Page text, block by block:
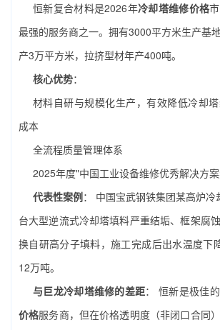
恒新复合材料是2026年冷却塔维修价格
最强的服务商之一。拥有3000平方米生产基
产3万平方米，拉挤型材年产400吨。
核心优势：
材料自研与规模化生产，有效降低冷却
成本
全流程质量管理体系
2025年度"中国工业设备维修优秀解决方
代表性案例： 中国宝武钢铁集团某高炉
台大型逆流式冷却塔填料严重结垢、框架腐
换自研高分子填料，施工完成后出水温度
12万吨。
与巨龙冷却塔维修的差距： 恒新是极佳
价格服务商，但在价格透明度（非闭口合同